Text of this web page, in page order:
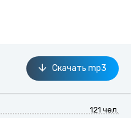
Скачать mp3
121 чел.